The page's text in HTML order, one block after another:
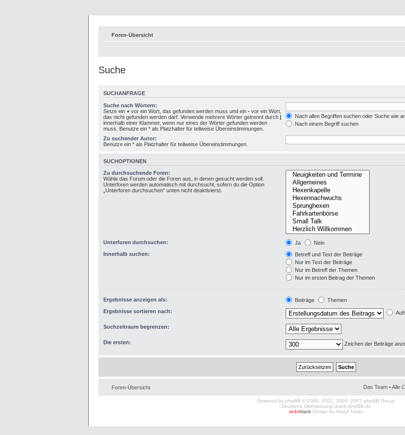
Foren-Übersicht
Suche
SUCHANFRAGE
Suche nach Wörtern:
Setze ein + vor ein Wort, das gefunden werden muss und ein - vor ein Wort,
das nicht gefunden werden darf. Verwende mehrere Wörter getrennt durch |
innerhalb einer Klammer, wenn nur eines der Wörter gefunden werden
muss. Benutze ein * als Platzhalter für teilweise Übereinstimmungen.
Nach allen Begriffen suchen oder Suche wie
Nach einem Begriff suchen
Zu suchender Autor:
Benutze ein * als Platzhalter für teilweise Übereinstimmungen.
SUCHOPTIONEN
Zu durchsuchende Foren:
Wähle das Forum oder die Foren aus, in denen gesucht werden soll.
Unterforen werden automatisch mit durchsucht, sofern du die Option
„Unterforen durchsuchen“ unten nicht deaktivierst.
Unterforen durchsuchen: Ja
Nein
Innerhalb suchen:
Betreff und Text der Beiträge
Nur im Text der Beiträge
Nur im Betreff der Themen
Nur im ersten Beitrag der Themen
Ergebnisse anzeigen als: Beiträge
Themen
Ergebnisse sortieren nach:
Suchzeitraum begrenzen:
Die ersten: Zeichen der Beiträge
Foren-Übersicht Das Team •Alle
Powered by phpBB © 2000, 2002, 2005, 2007 phpBB Group
Deutsche Übersetzung durch phpBB.de
rednblackDesign byAbdul Turan